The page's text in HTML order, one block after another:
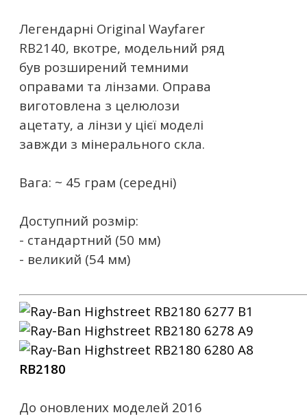
Легендарні Original Wayfarer
RB2140, вкотре, модельний ряд
був розширений темними
оправами та лінзами. Оправа
виготовлена ​​з целюлози
ацетату, а лінзи у цієї моделі
завжди з мінерального скла.
Вага: ~ 45 грам (середні)
Доступний розмір:
- стандартний (50 мм)
- великий (54 мм)
RB2180
До оновлених моделей 2016